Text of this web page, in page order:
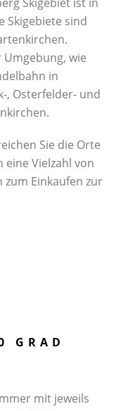
Skigebiete sind
wie
in
, Osterfelder- und
Sie die Orte
Vielzahl von
Einkaufen zur
GRAD
mit jeweils